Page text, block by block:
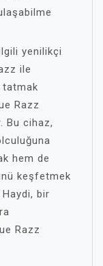
yenilikçi
ile
tatmak
Razz
Bu cihaz,
hem de
keşfetmek
bir
Razz